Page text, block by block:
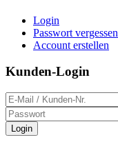
Login
Passwort vergessen
Account erstellen
Kunden-Login
Login